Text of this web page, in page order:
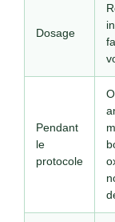
Dosage
Pendant
le
protocole